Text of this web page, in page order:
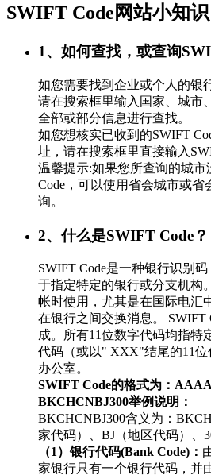
SWIFT Code网站小知识
1、如何查找，或查询
如您需要找到企业或个人的银
请在搜索框里输入国家、城市
全部或部分信息进行查找。
如您想核实已收到的SWIFT
址，请在搜索框里直接输入
温馨提示:如果您所查询的城市
Code，可以使用省会城市或省
询。
2、什么是SWIFT Code？
SWIFT Code是一种银行识别
于指定特定的银行或分支机构
帐时使用，尤其是在国际电汇
在银行之间交换消息。 SWIFT
成。所有11位数字代码均指特
代码（或以" XXX"结尾的11
办公室。
SWIFT Code的格式为：
BKCHCNBJ300举例说明：
BKCHCNBJ300含义为：
家代码）、BJ（地区代码）、
（1）银行代码(Bank Code)：
家银行只有一个银行代码，并